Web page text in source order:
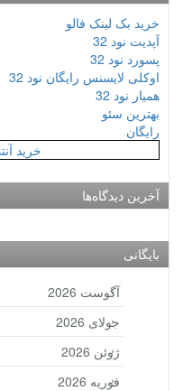
خرید بک لینک فالو
آپدیت نود 32
پسورد نود 32
اوکلی لایسنس رایگان نود 32
همیار نود 32
بهترین سئو
رایگان
خرید
آخرین دیدگاه‌ها
بایگانی
آگوست 2026
جولای 2026
ژوئن 2026
فوریه 2026